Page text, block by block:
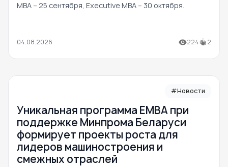
MBA – 25 сентября, Executive MBA – 30 октября.
04.08.2026 224 2
#Новости
Уникальная программа ЕМВА при
поддержке Минпрома Беларуси
формирует проекты роста для
лидеров машиностроения и
смежных отраслей